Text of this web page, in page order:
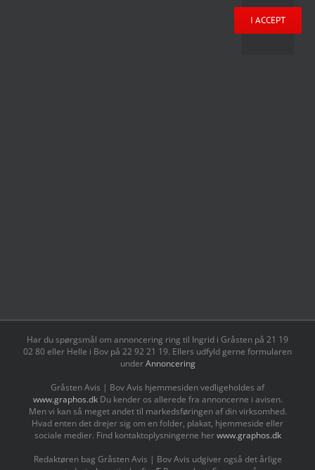
I ACCEPT
Har du spørgsmål om annoncering ring til Ingrid i Gråsten på 21 19
02 80 ‬eller Helle i Bov på 22 92 21 19‬. Ellers udfyld gerne formularen
underAnnoncering
Gråsten Avis | Bov Avis hjemmesiden vedligeholdes af
www.graphos.dk Du kender os allerede fra annoncerne i avisen.
Men vi kan så meget andet til markedsføringen af din virksomhed.
Hvad enten det drejer sig om en folder, plakat, hjemmeside eller
sociale medier. Find kontaktoplysningerne herwww.graphos.dk
Redaktøren bag Gråsten Avis | Bov Avis udgiver også det årlige